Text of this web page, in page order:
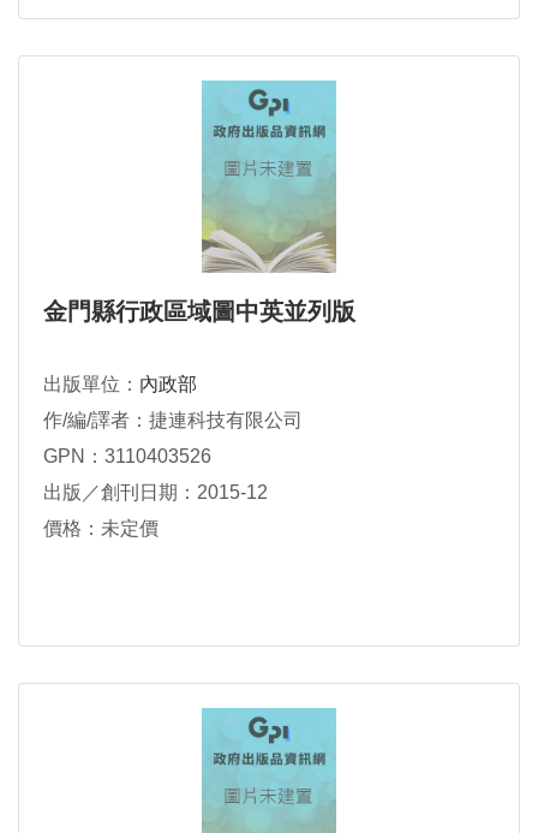
金門縣行政區域圖中英並列版
出版單位： 內政部
作/編/譯者：捷連科技有限公司
GPN：3110403526
出版／創刊日期：2015-12
價格：未定價